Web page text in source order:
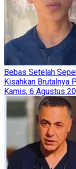
Bebas Setelah
Kisahkan Brutalnya
Kamis, 6 Agustus